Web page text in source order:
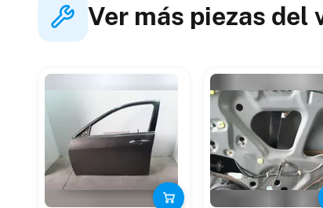
Ver más piezas del